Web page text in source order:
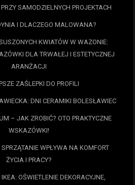
SAMODZIELNYCH PROJEKTACH
I DLACZEGO MALOWANA?
KWIATÓW W WAZONIE:
DLA TRWAŁEJ I ESTETYCZNEJ
ARANŻACJI
ZAŚLEPKI DO PROFILI
DNI CERAMIKI BOLESŁAWIEC
– JAK ZROBIĆ? OTO PRAKTYCZNE
WSKAZÓWKI!
WPŁYWA NA KOMFORT
ŻYCIA I PRACY?
OŚWIETLENIE DEKORACYJNE,